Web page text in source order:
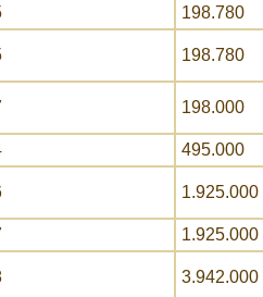
198.780
198.780
198.000
495.000
1.925.000
1.925.000
3.942.000